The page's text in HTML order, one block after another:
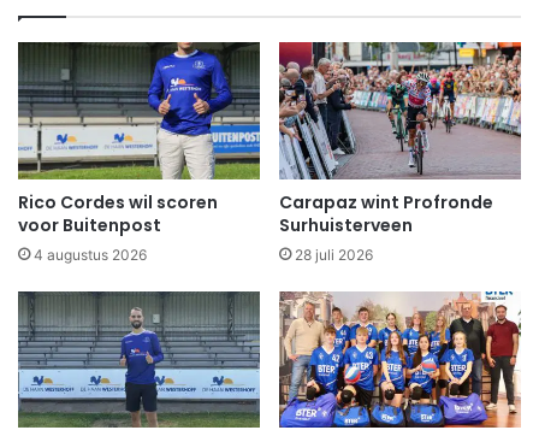
Rico Cordes wil scoren
voor Buitenpost
4 augustus 2026
Carapaz wint Profronde
Surhuisterveen
28 juli 2026